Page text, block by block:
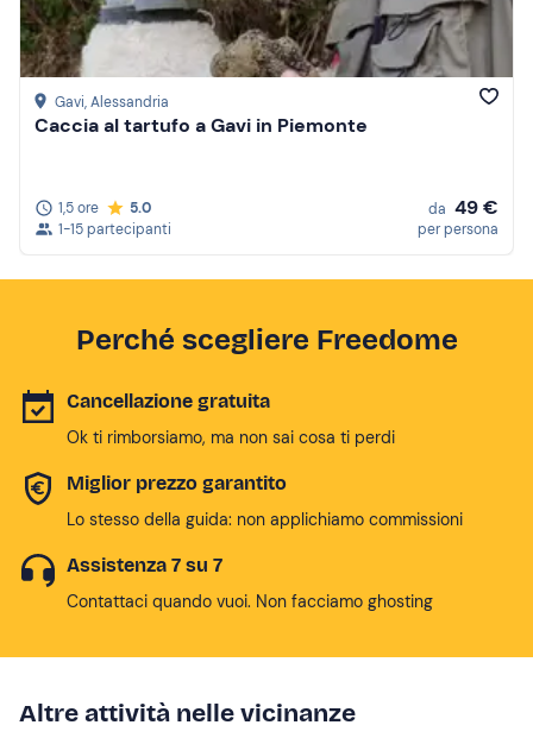
Gavi, Alessandria
Caccia al tartufo a Gavi in Piemonte
1,5 ore
5.0
1-15 partecipanti
da 49 €
per persona
Perché scegliere Freedome
Cancellazione gratuita
Ok ti rimborsiamo, ma non sai cosa ti perdi
Miglior prezzo garantito
Lo stesso della guida: non applichiamo commissioni
Assistenza 7 su 7
Contattaci quando vuoi. Non facciamo ghosting
Altre attività nelle vicinanze